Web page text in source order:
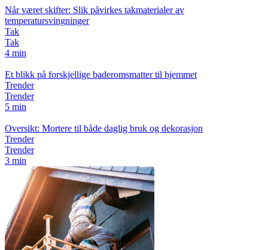
Når været skifter: Slik påvirkes takmaterialer av
temperatursvingninger
Tak
Tak
4 min
Et blikk på forskjellige baderomsmatter til hjemmet
Trender
Trender
5 min
Oversikt: Mortere til både daglig bruk og dekorasjon
Trender
Trender
3 min